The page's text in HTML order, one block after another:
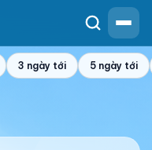
3 ngày tới 5 ngày tới